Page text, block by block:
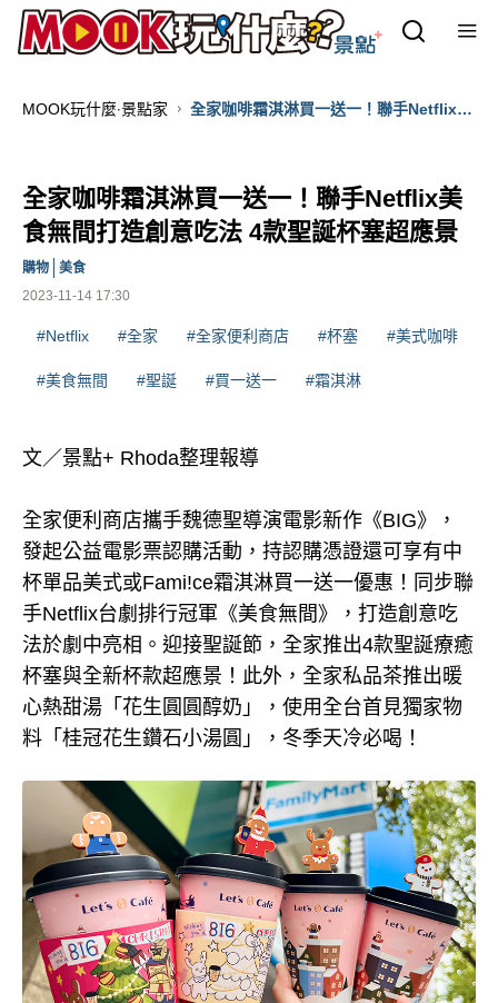
MOOK玩什麼‧景點家
全家咖啡霜淇淋買一送一！聯手Netflix美
全家咖啡霜淇淋買一送一！聯手Netflix美
食無間打造創意吃法 4款聖誕杯塞超應景
2023-11-14 17:30
購物 美食
#Netflix #全家 #全家便利商店 #杯塞 #美式咖啡
#美食無間 #聖誕 #買一送一 #霜淇淋
文／景點+ Rhoda整理報導
全家便利商店攜手魏德聖導演電影新作《BIG》，
發起公益電影票認購活動，持認購憑證還可享有中
杯單品美式或Fami!ce霜淇淋買一送一優惠！同步聯
手Netflix台劇排行冠軍《美食無間》，打造創意吃
法於劇中亮相。迎接聖誕節，全家推出4款聖誕療癒
杯塞與全新杯款超應景！此外，全家私品茶推出暖
心熱甜湯「花生圓圓醇奶」，使用全台首見獨家物
料「桂冠花生鑽石小湯圓」，冬季天冷必喝！